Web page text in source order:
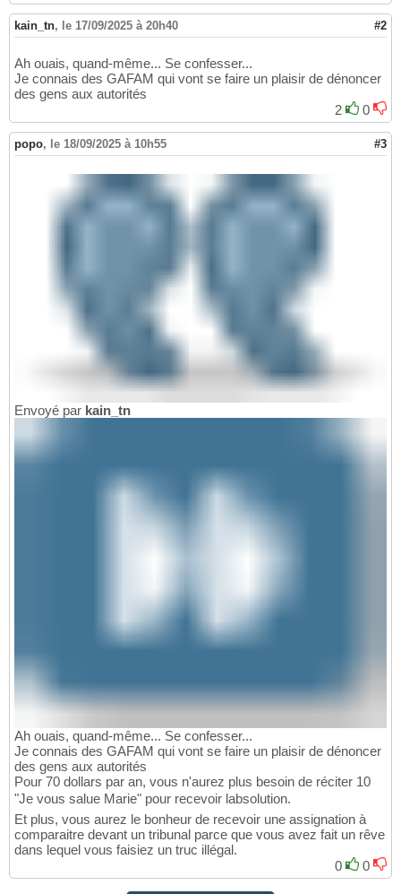
kain_tn, le 17/09/2025 à 20h40 #2
Ah ouais, quand-même... Se confesser...
Je connais des GAFAM qui vont se faire un plaisir de dénoncer
des gens aux autorités
2
0
popo, le 18/09/2025 à 10h55 #3
Envoyé par kain_tn
Ah ouais, quand-même... Se confesser...
Je connais des GAFAM qui vont se faire un plaisir de dénoncer
des gens aux autorités
Pour 70 dollars par an, vous n'aurez plus besoin de réciter 10
"Je vous salue Marie" pour recevoir labsolution.
Et plus, vous aurez le bonheur de recevoir une assignation à
comparaitre devant un tribunal parce que vous avez fait un rêve
dans lequel vous faisiez un truc illégal.
0
0